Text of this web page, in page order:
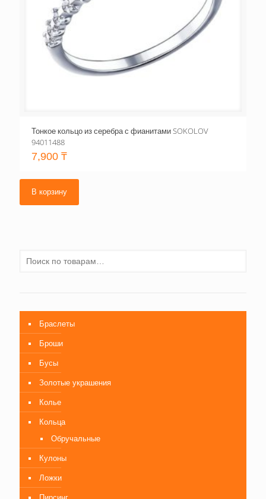
Тонкое кольцо из серебра с фианитами SOKOLOV
94011488
7,900 ₸
В корзину
Браслеты
Броши
Бусы
Золотые украшения
Колье
Кольца
Обручальные
Кулоны
Ложки
Пирсинг